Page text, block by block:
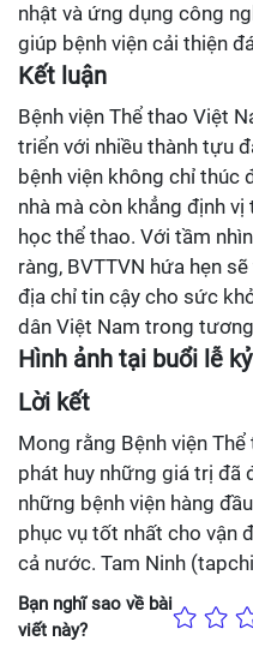
nhật và ứng dụng công
giúp bệnh viện cải thiện
Kết luận
Bệnh viện Thể thao Việt
triển với nhiều thành tựu
bệnh viện không chỉ thúc
nhà mà còn khẳng định
học thể thao. Với tầm
ràng, BVTTVN hứa hẹn
địa chỉ tin cậy cho sức
dân Việt Nam trong
Hình ảnh tại buổi lễ
Lời kết
Mong rằng Bệnh viện
phát huy những giá trị
những bệnh viện hàng
phục vụ tốt nhất cho vận
cả nước. Tam Ninh
Bạn nghĩ sao về bài
viết này?